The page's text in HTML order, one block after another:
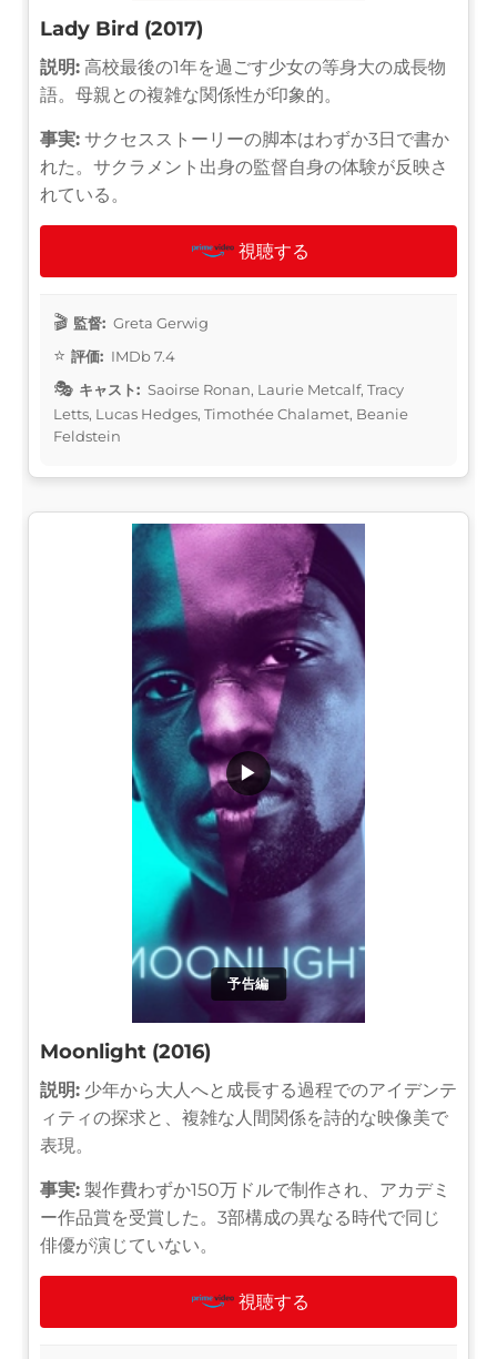
Lady Bird (2017)
説明: 高校最後の1年を過ごす少女の等身大の成長物
語。母親との複雑な関係性が印象的。
事実: サクセスストーリーの脚本はわずか3日で書か
れた。サクラメント出身の監督自身の体験が反映さ
れている。
視聴する
監督: Greta Gerwig
評価: IMDb 7.4
キャスト: Saoirse Ronan, Laurie Metcalf, Tracy
Letts, Lucas Hedges, Timothée Chalamet, Beanie
Feldstein
予告編
▶
Moonlight (2016)
説明: 少年から大人へと成長する過程でのアイデンテ
ィティの探求と、複雑な人間関係を詩的な映像美で
表現。
事実: 製作費わずか150万ドルで制作され、アカデミ
ー作品賞を受賞した。3部構成の異なる時代で同じ
俳優が演じていない。
視聴する